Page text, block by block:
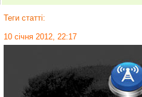
Теги статті:
10 січня 2012, 22:17